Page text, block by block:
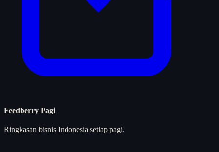
Feedberry Pagi
Ringkasan bisnis Indonesia setiap pagi.